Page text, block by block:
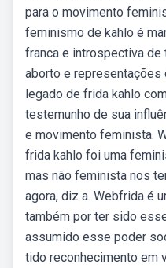
para o movimento
feminismo de kahlo é
franca e introspectiva de
aborto e representações
legado de frida kahlo
testemunho de sua
e movimento feminista.
frida kahlo foi uma
mas não feminista nos
agora, diz a. Webfrida é
também por ter sido
assumido esse poder
tido reconhecimento em